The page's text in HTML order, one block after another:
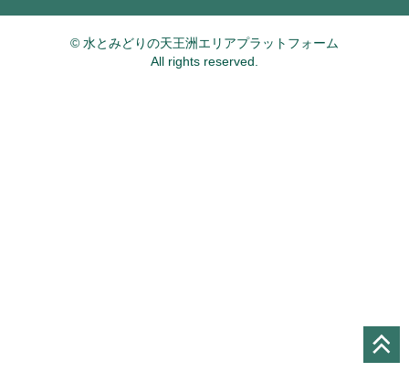
© 水とみどりの天王洲エリアプラットフォーム
All rights reserved.